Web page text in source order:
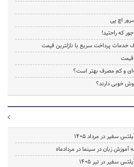
که راحتید!
خدمات پرداخت سریع با نازلترین قیمت
قیمت
و کم مصرف بهتر است؟
خوبی دارند؟
سفیر در مرداد 1405
آموزش زبان در سینما در مردادماه
سفیر در تیر 1405